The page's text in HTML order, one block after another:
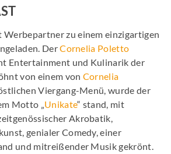
zu einem einzigartigen
DerCornelia Poletto
Entertainment und Kulinarik der
von einem von Cornelia
Viergang-Menü, wurde der
Motto „Unikate“ stand, mit
Akrobatik,
genialer Comedy, einer
und mitreißender Musik gekrönt.